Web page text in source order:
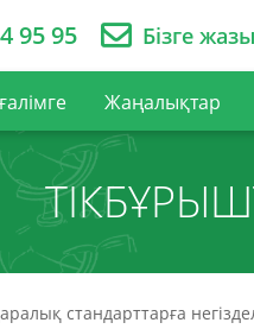
95 95 Бізге
Жаңалықтар
стандарттарға